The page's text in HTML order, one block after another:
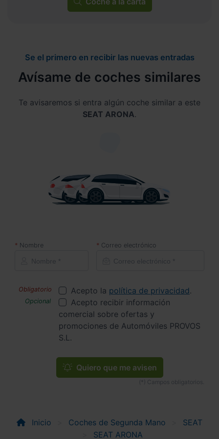
Se el primero en recibir las nuevas entradas
Avísame de coches similares
Te avisaremos si entra algún coche similar a este
SEAT ARONA.
Nombre Correo electrónico
Acepto la política de privacidad.
Acepto recibir información
comercial sobre ofertas y
promociones de Automóviles PROVOS
S.L.
Quiero que me avisen
Inicio Coches de Segunda Mano
SEAT
SEAT ARONA